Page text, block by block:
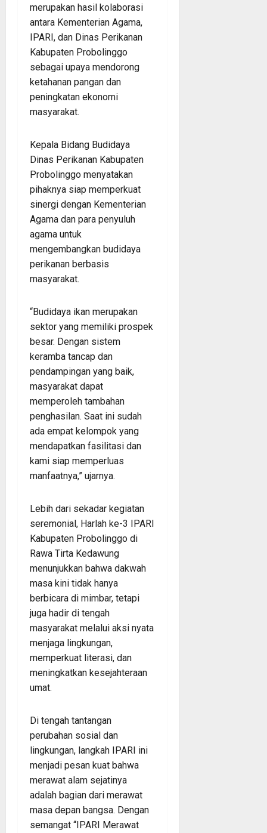
merupakan hasil kolaborasi
antara Kementerian Agama,
IPARI, dan Dinas Perikanan
Kabupaten Probolinggo
sebagai upaya mendorong
ketahanan pangan dan
peningkatan ekonomi
masyarakat.
Kepala Bidang Budidaya
Dinas Perikanan Kabupaten
Probolinggo menyatakan
pihaknya siap memperkuat
sinergi dengan Kementerian
Agama dan para penyuluh
agama untuk
mengembangkan budidaya
perikanan berbasis
masyarakat.
“Budidaya ikan merupakan
sektor yang memiliki prospek
besar. Dengan sistem
keramba tancap dan
pendampingan yang baik,
masyarakat dapat
memperoleh tambahan
penghasilan. Saat ini sudah
ada empat kelompok yang
mendapatkan fasilitasi dan
kami siap memperluas
manfaatnya,” ujarnya.
Lebih dari sekadar kegiatan
seremonial, Harlah ke-3 IPARI
Kabupaten Probolinggo di
Rawa Tirta Kedawung
menunjukkan bahwa dakwah
masa kini tidak hanya
berbicara di mimbar, tetapi
juga hadir di tengah
masyarakat melalui aksi nyata
menjaga lingkungan,
memperkuat literasi, dan
meningkatkan kesejahteraan
umat.
Di tengah tantangan
perubahan sosial dan
lingkungan, langkah IPARI ini
menjadi pesan kuat bahwa
merawat alam sejatinya
adalah bagian dari merawat
masa depan bangsa. Dengan
semangat “IPARI Merawat